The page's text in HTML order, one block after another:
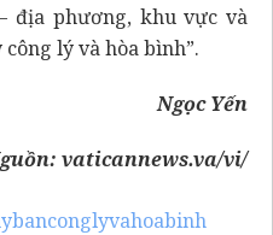
địa phương, khu vực và
lý và hòa bình”.
Ngọc Yến
vaticannews.va/vi/